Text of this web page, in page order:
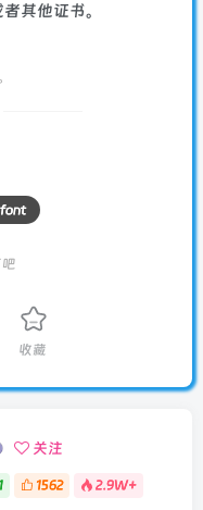
其他证书。
收藏
关注
1 1562 2.9W+